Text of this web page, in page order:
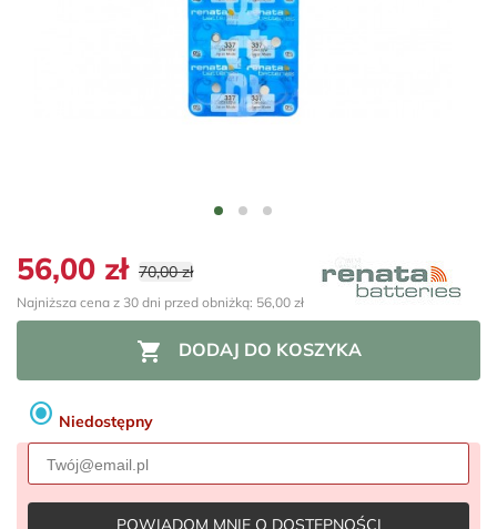
56,00 zł 70,00 zł
Najniższa cena z 30 dni przed obniżką: 56,00 zł
 DODAJ DO KOSZYKA
radio_button_checked Niedostępny
POWIADOM MNIE O DOSTĘPNOŚCI